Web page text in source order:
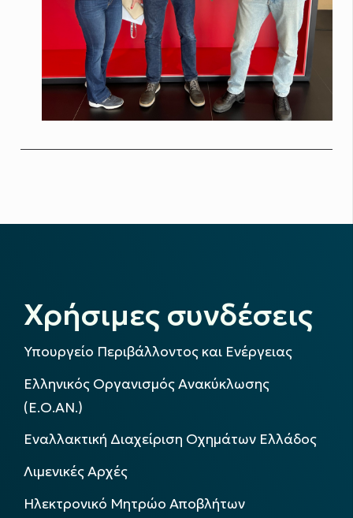
Χρήσιμες συνδέσεις
Υπουργείο Περιβάλλοντος και Ενέργειας
Ελληνικός Οργανισμός Ανακύκλωσης
(Ε.Ο.ΑΝ.)
Εναλλακτική Διαχείριση Οχημάτων Ελλάδος
Λιμενικές Αρχές
Ηλεκτρονικό Μητρώο Αποβλήτων